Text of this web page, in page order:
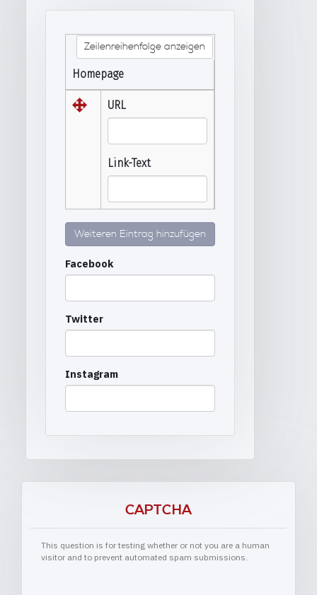
Zeilenreihenfolge anzeigen
Homepage
URL
Link-Text
Weiteren Eintrag hinzufügen
Facebook
Twitter
Instagram
CAPTCHA
This question is for testing whether or not you are a human
visitor and to prevent automated spam submissions.